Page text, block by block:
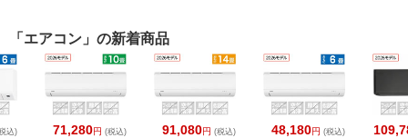
「エアコン」の新着商品
71,280円 (税込) 91,080円 (税込) 48,180円 (税込)
込)